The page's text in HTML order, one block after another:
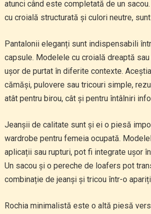
atunci când este completată de un
cu croială structurată și culori neutre,
Pantalonii eleganți sunt indispensabili
capsule. Modelele cu croială dreaptă
ușor de purtat în diferite contexte.
cămăși, pulovere sau tricouri simple,
atât pentru birou, cât și pentru întâlniri
Jeanșii de calitate sunt și ei o piesă
wardrobe pentru femeia ocupată.
aplicații sau rupturi, pot fi integrate ușor
Un sacou și o pereche de loafers pot
combinație de jeanși și tricou într-o
Rochia minimalistă este o altă piesă